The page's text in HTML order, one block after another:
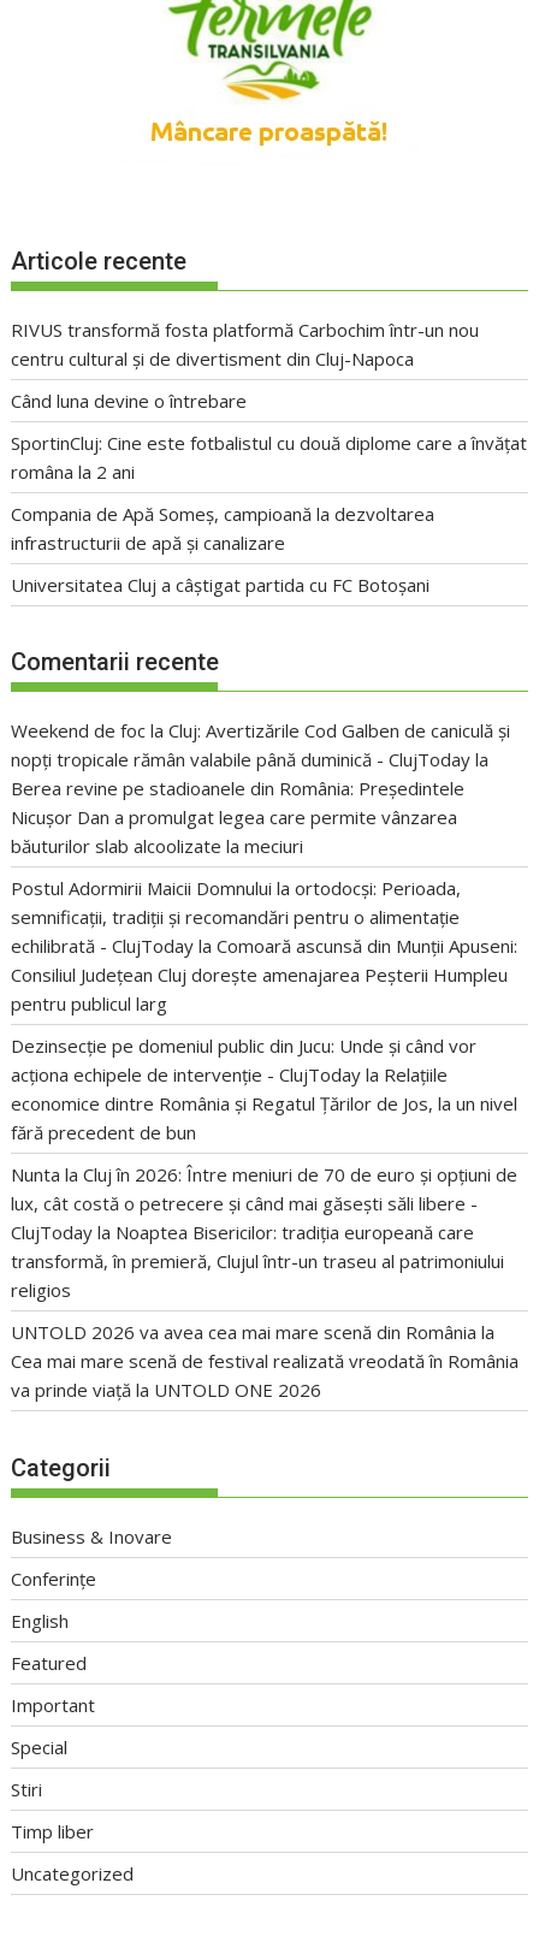
Articole recente
RIVUS transformă fosta platformă Carbochim într-un nou
centru cultural și de divertisment din Cluj-Napoca
Când luna devine o întrebare
SportinCluj: Cine este fotbalistul cu două diplome care a învățat
româna la 2 ani
Compania de Apă Someș, campioană la dezvoltarea
infrastructurii de apă și canalizare
Universitatea Cluj a câștigat partida cu FC Botoșani
Comentarii recente
Weekend de foc la Cluj: Avertizările Cod Galben de caniculă și
nopți tropicale rămân valabile până duminică - ClujToday la
Berea revine pe stadioanele din România: Președintele
Nicușor Dan a promulgat legea care permite vânzarea
băuturilor slab alcoolizate la meciuri
Postul Adormirii Maicii Domnului la ortodocși: Perioada,
semnificații, tradiții și recomandări pentru o alimentație
echilibrată - ClujToday laComoară ascunsă din Munții Apuseni:
Consiliul Județean Cluj dorește amenajarea Peșterii Humpleu
pentru publicul larg
Dezinsecție pe domeniul public din Jucu: Unde și când vor
acționa echipele de intervenție - ClujToday la Relațiile
economice dintre România și Regatul Țărilor de Jos, la un nivel
fără precedent de bun
Nunta la Cluj în 2026: Între meniuri de 70 de euro și opțiuni de
lux, cât costă o petrecere și când mai găsești săli libere -
ClujToday la Noaptea Bisericilor: tradiția europeană care
transformă, în premieră, Clujul într-un traseu al patrimoniului
religios
UNTOLD 2026 va avea cea mai mare scenă din România la
Cea mai mare scenă de festival realizată vreodată în România
va prinde viață la UNTOLD ONE 2026
Categorii
Business & Inovare
Conferințe
English
Featured
Important
Special
Stiri
Timp liber
Uncategorized